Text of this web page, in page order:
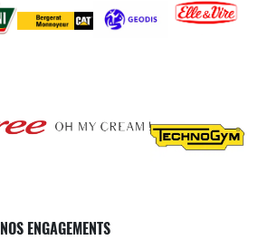
NOS ENGAGEMENTS